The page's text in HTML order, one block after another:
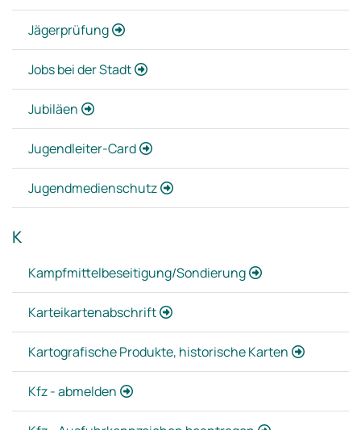
Jägerprüfung
Jobs bei der Stadt
Jubiläen
Jugendleiter-Card
Jugendmedienschutz
K
Kampfmittelbeseitigung/Sondierung
Karteikartenabschrift
Kartografische Produkte, historische Karten
Kfz - abmelden